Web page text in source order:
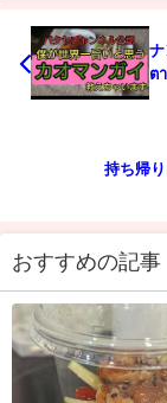
ตา
持ち帰
おすすめの記事